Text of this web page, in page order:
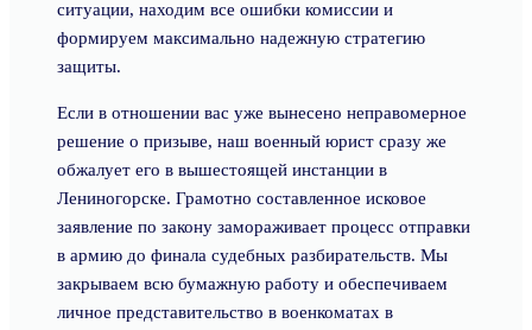
ситуации, находим все ошибки комиссии и
формируем максимально надежную стратегию
защиты.
Если в отношении вас уже вынесено неправомерное
решение о призыве, наш военный юрист сразу же
обжалует его в вышестоящей инстанции в
Лениногорске. Грамотно составленное исковое
заявление по закону замораживает процесс отправки
в армию до финала судебных разбирательств. Мы
закрываем всю бумажную работу и обеспечиваем
личное представительство в военкоматах в